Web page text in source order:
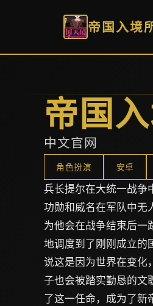
帝国入境
帝国
中文官网
角色扮演 安卓
兵长提尔在大统一战争
功勋和威名在军队中无
为他会在战争结束后一
地调度到了刚刚成立的
说这是因为世界在变化
子也会被踏实勤恳的文
了这一任命，成为了新